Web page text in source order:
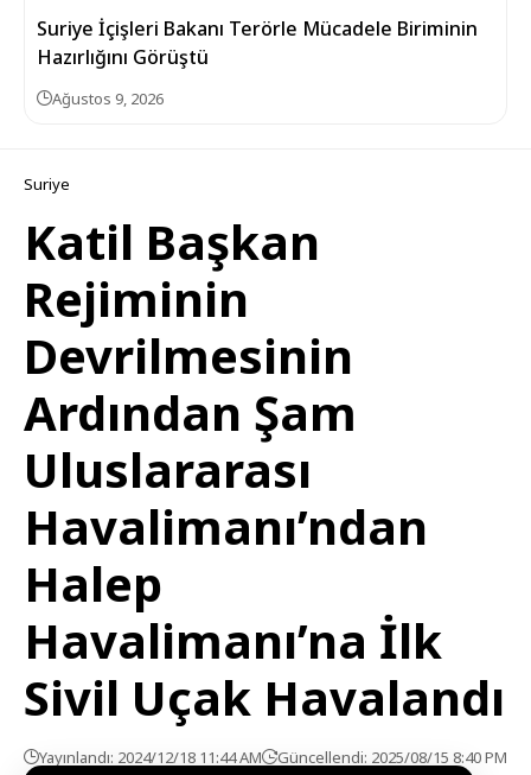
Suriye İçişleri Bakanı Terörle Mücadele Biriminin
Hazırlığını Görüştü
Ağustos 9, 2026
Suriye
Katil Başkan
Rejiminin
Devrilmesinin
Ardından Şam
Uluslararası
Havalimanı’ndan
Halep
Havalimanı’na İlk
Sivil Uçak Havalandı
Yayınlandı: 2024/12/18 11:44 AM Güncellendi: 2025/08/15 8:40 PM